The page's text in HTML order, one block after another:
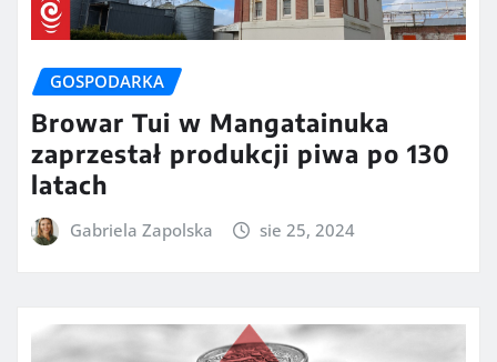
GOSPODARKA
Browar Tui w Mangatainuka
zaprzestał produkcji piwa po 130
latach
Gabriela Zapolska sie 25, 2024